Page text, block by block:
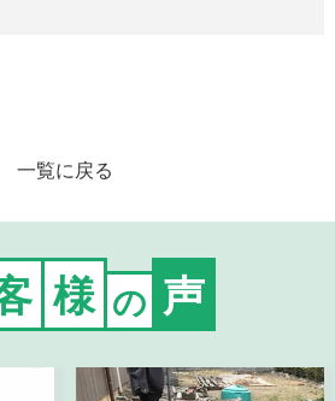
一覧に戻る
様 の 声